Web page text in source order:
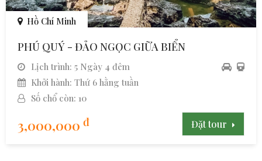
Hồ Chí Minh
PHÚ QUÝ - ĐẢO NGỌC GIỮA BIỂN
Lịch trình: 5 Ngày 4 đêm
Khởi hành: Thứ 6 hằng tuần
Số chổ còn: 10
3,000,000 đ Đặt tour